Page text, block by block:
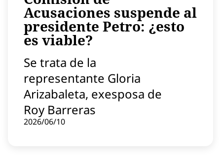
Contenido patrocinado
Instagram
Acusaciones suspende al
presidente Petro: ¿esto
es viable?
Se trata de la
representante Gloria
Arizabaleta, exesposa de
Roy Barreras
2026/06/10